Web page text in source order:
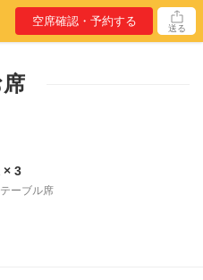
空席確認・予約する 送る
× 3
ーブル席